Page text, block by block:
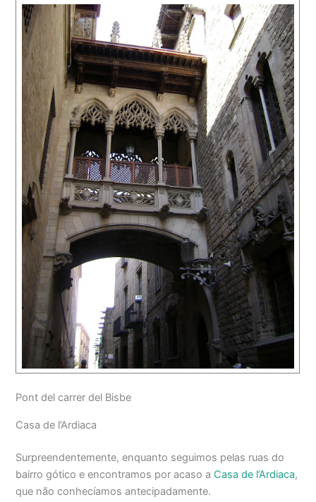
Pont del carrer del Bisbe
Casa de l’Ardiaca
Surpreendentemente, enquanto seguimos pelas ruas do
bairro gótico e encontramos por acaso a Casa de l’Ardiaca,
que não conhecíamos antecipadamente.